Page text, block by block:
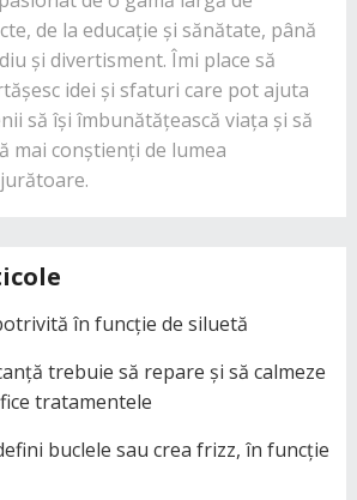
de la educație și sănătate, până
și divertisment. Îmi place să
idei și sfaturi care pot ajuta
să își îmbunătățească viața și să
mai conștienți de lumea
în funcție de siluetă
trebuie să repare și să calmeze
tratamentele
buclele sau crea frizz, în funcție